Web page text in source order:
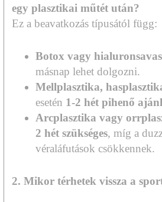
egy plasztikai műtét után?
Ez a beavatkozás típusától függ:
Botox vagy hialuronsavas
másnap lehet dolgozni.
Mellplasztika,
esetén 1-2 hét pihenő
Arcplasztika vagy
2 hét szükséges, míg a
véraláfutások csökkennek.
2. Mikor térhetek vissza a